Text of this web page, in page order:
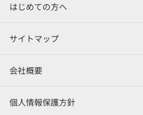
はじめての方へ
サイトマップ
会社概要
個人情報保護方針